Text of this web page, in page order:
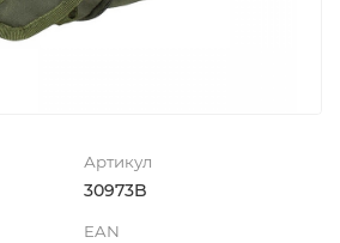
Артикул
30973B
EAN